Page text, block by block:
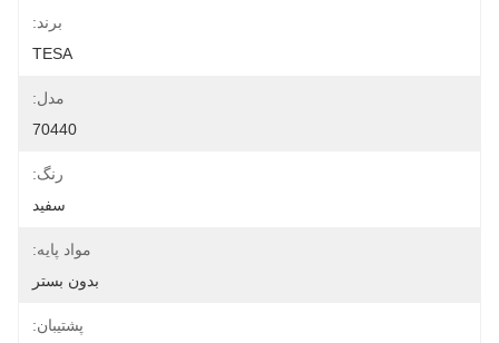
برند:
TESA
مدل:
70440
رنگ:
سفید
مواد پایه:
بدون بستر
پشتیبان: